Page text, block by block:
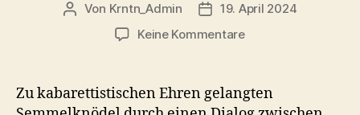
Beitragsautor
Von Krntn_Admin Veröffentlichungsdatum
19. April 2024
Keine Kommentarezu
–
Klassische
Zu kabarettistischen Ehren gelangten